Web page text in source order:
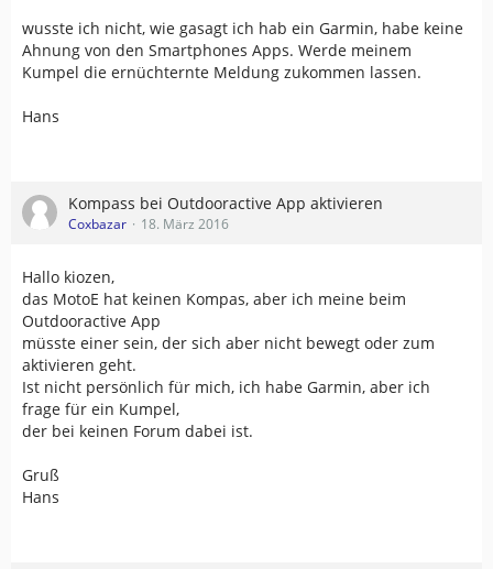
wusste ich nicht, wie gasagt ich hab ein Garmin, habe keine
Ahnung von den Smartphones Apps. Werde meinem
Kumpel die ernüchternte Meldung zukommen lassen.
Hans
Kompass bei Outdooractive App aktivieren
Coxbazar 18. März 2016
Hallo kiozen,
das MotoE hat keinen Kompas, aber ich meine beim
Outdooractive App
müsste einer sein, der sich aber nicht bewegt oder zum
aktivieren geht.
Ist nicht persönlich für mich, ich habe Garmin, aber ich
frage für ein Kumpel,
der bei keinen Forum dabei ist.
Gruß
Hans